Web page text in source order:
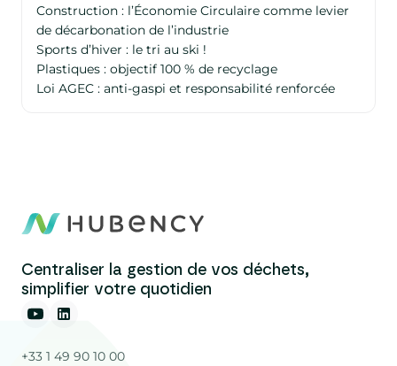
Construction : l’Économie Circulaire comme levier
de décarbonation de l’industrie
Sports d’hiver : le tri au ski !
Plastiques : objectif 100 % de recyclage
Loi AGEC : anti-gaspi et responsabilité renforcée
Centraliser la gestion de vos déchets,
simplifier votre quotidien
+33 1 49 90 10 00